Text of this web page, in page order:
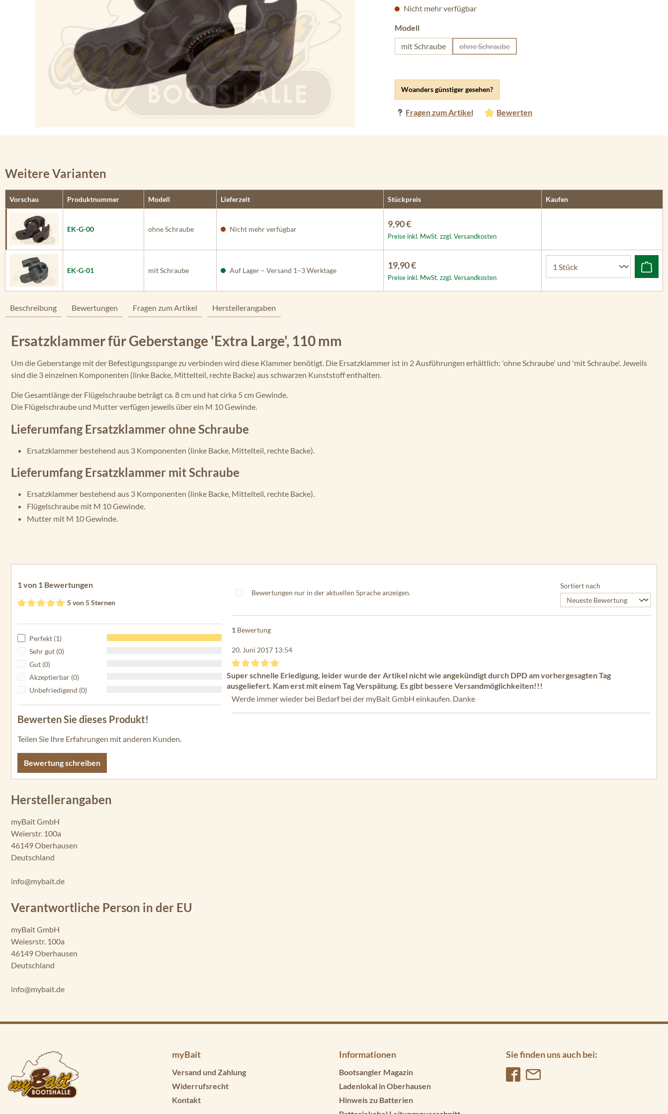
Woanders günstiger gesehen?
Fragen zum Artikel Bewerten
Nicht mehr verfügbar
Modellauswählen
mit Schraube
ohne Schraube
(Diese Option ist zurzeit nicht verfügbar.)
Weitere Varianten
Vorschau Produktnummer Modell Lieferzeit Stückpreis Kaufen
EK-G-00 ohne Schraube Nicht mehr verfügbar 9,90 €
Preise inkl. MwSt. zzgl. Versandkosten
EK-G-01 mit Schraube Auf Lager – Versand 1–3 Werktage 19,90 €
Preise inkl. MwSt. zzgl. Versandkosten
Beschreibung Bewertungen Fragen zum Artikel Herstellerangaben
Ersatzklammer für Geberstange 'Extra Large', 110 mm
Um die Geberstange mit der Befestigungsspange zu verbinden wird diese Klammer benötigt. Die Ersatzklammer ist in 2 Ausführungen erhältlich: 'ohne Schraube' und 'mit Schraube'. Jeweils
sind die 3 einzelnen Komponenten (linke Backe, Mittelteil, rechte Backe) aus schwarzen Kunststoff enthalten.
Die Gesamtlänge der Flügelschraube beträgt ca. 8 cm und hat cirka 5 cm Gewinde.
Die Flügelschraube und Mutter verfügen jeweils über ein M 10 Gewinde.
Lieferumfang Ersatzklammer ohne Schraube
Ersatzklammer bestehend aus 3 Komponenten (linke Backe, Mittelteil, rechte Backe).
Lieferumfang Ersatzklammer mit Schraube
Ersatzklammer bestehend aus 3 Komponenten (linke Backe, Mittelteil, rechte Backe).
Flügelschraube mit M 10 Gewinde.
Mutter mit M 10 Gewinde.
1 von 1 Bewertungen
5 von 5 Sternen
Perfekt (1)
Sehr gut (0)
Gut (0)
Akzeptierbar (0)
Unbefriedigend (0)
Bewerten Sie dieses Produkt!
Teilen Sie Ihre Erfahrungen mit anderen Kunden.
Bewertung schreiben
Bewertungen nur in der aktuellen Sprache anzeigen.
Sortiert nach
1 Bewertung
20. Juni 2017 13:54
Bewertung mit 5 von 5 Sternen
Super schnelle Erledigung, leider wurde der Artikel nicht wie angekündigt durch DPD am vorhergesagten Tag
ausgeliefert. Kam erst mit einem Tag Verspätung. Es gibt bessere Versandmöglichkeiten!!!
Werde immer wieder bei Bedarf bei der myBait GmbH einkaufen. Danke
Herstellerangaben
myBait GmbH
Weierstr. 100a
46149 Oberhausen
Deutschland
info@mybait.de
Verantwortliche Person in der EU
myBait GmbH
Weiesrstr. 100a
46149 Oberhausen
Deutschland
info@mybait.de
myBait
Versand und Zahlung
Widerrufsrecht
Kontakt
Informationen
Bootsangler Magazin
Ladenlokal in Oberhausen
Hinweis zu Batterien
Sie finden uns auch bei: